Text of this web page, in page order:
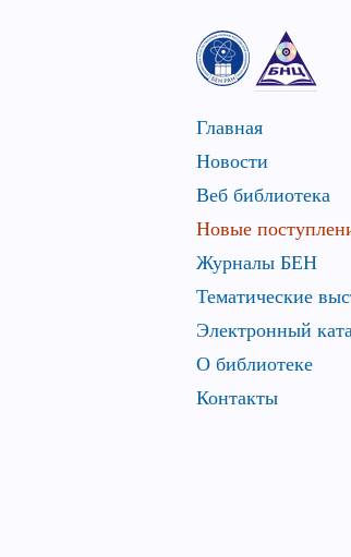
Главная
Новости
Веб библиотека
Новые
Журналы БЕН
Тематические
Электронный
О библиотеке
Контакты